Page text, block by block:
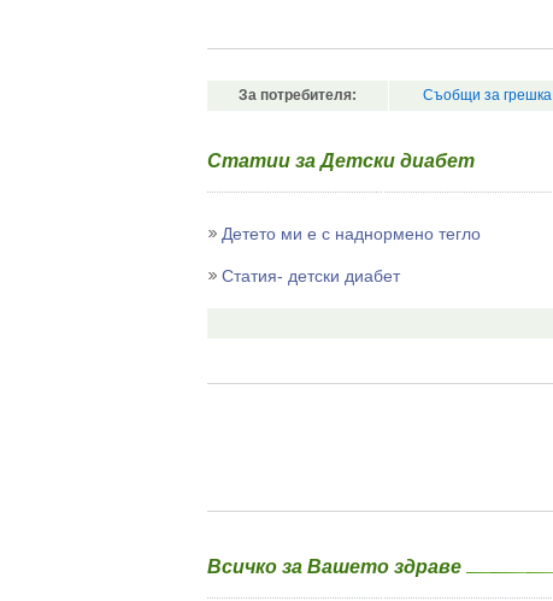
За потребителя: Съобщи за грешка
Статии за Детски диабет
Детето ми е с наднормено тегло
Статия- детски диабет
Всичко за Вашето здраве